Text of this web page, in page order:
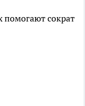
сократ